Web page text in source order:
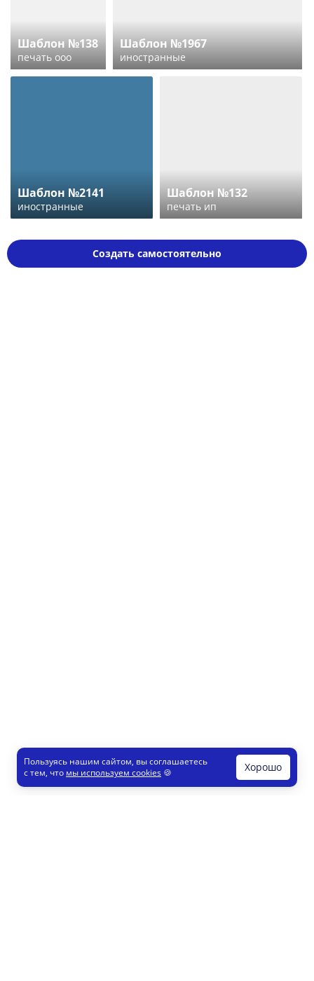
Шаблон №138
печать ооо
Шаблон №1967
иностранные
Шаблон №2141
иностранные
Шаблон №132
печать ип
Создать самостоятельно
Пользуясь нашим сайтом, вы соглашаетесь
с тем, что мы используем cookies 🍪 Хорошо